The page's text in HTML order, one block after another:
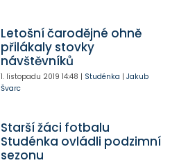
Letošní čarodějné ohně
přilákaly stovky
návštěvníků
1. listopadu 2019 14:48 | Studénka | Jakub
Švarc
Starší žáci fotbalu
Studénka ovládli podzimní
sezonu